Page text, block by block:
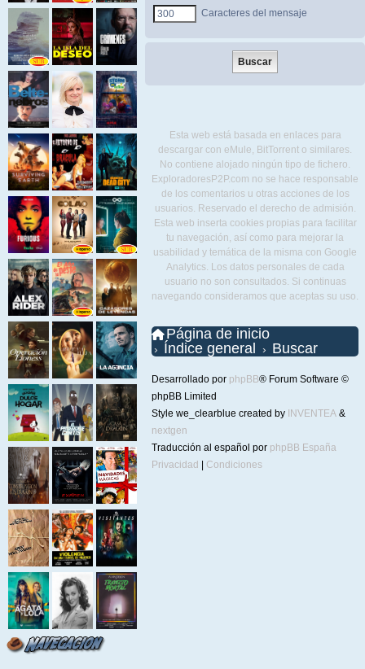
Caracteres del mensaje
Esta web está basada en enlaces para
descargar con eMule, BitTorrent o similares.
No contiene alojado ningún tipo de fichero.
ExploradoresP2P.com no se hace responsable
de los comentarios u otras acciones de los
usuarios. Reservado el derecho de admisión.
Esta web inserta cookies propias para facilitar
tu navegación, así como para mejorar la
usabilidad y temática de la misma con Google
Analytics. Los datos personales de cada
usuario no son consultados. Si continuas
navegando consideramos que aceptas su uso.
Página de inicio
Índice general
Buscar
Desarrollado por phpBB® Forum Software ©
phpBB Limited
Style we_clearblue created by INVENTEA &
nextgen
Traducción al español por phpBB España
Privacidad
Condiciones